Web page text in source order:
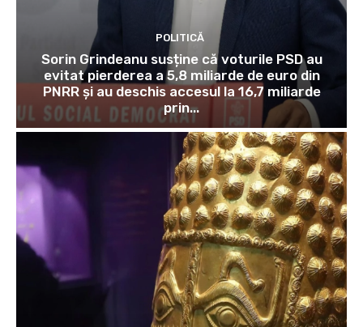
POLITICĂ
Sorin Grindeanu susține că voturile PSD au
evitat pierderea a 5,8 miliarde de euro din
PNRR și au deschis accesul la 16,7 miliarde
prin...